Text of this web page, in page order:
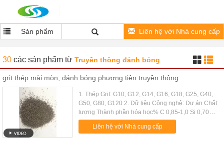
Sản phẩm Liên hệ với Nhà cung cấp
30 các sản phẩm từ Truyền thông đánh bóng
grit thép mài mòn, đánh bóng phương tiện truyền thông
1. Thép Grit: G10, G12, G14, G16, G18, G25, G40,
G50, G80, G120 2. Dữ liệu Công nghệ: Dự án Chất
lượng Thành phần hóa học% C 0,85-1,0 Si 0,70-
1,0 Mn 0,75-1,0 S
Liên hệ với Nhà cung cấp